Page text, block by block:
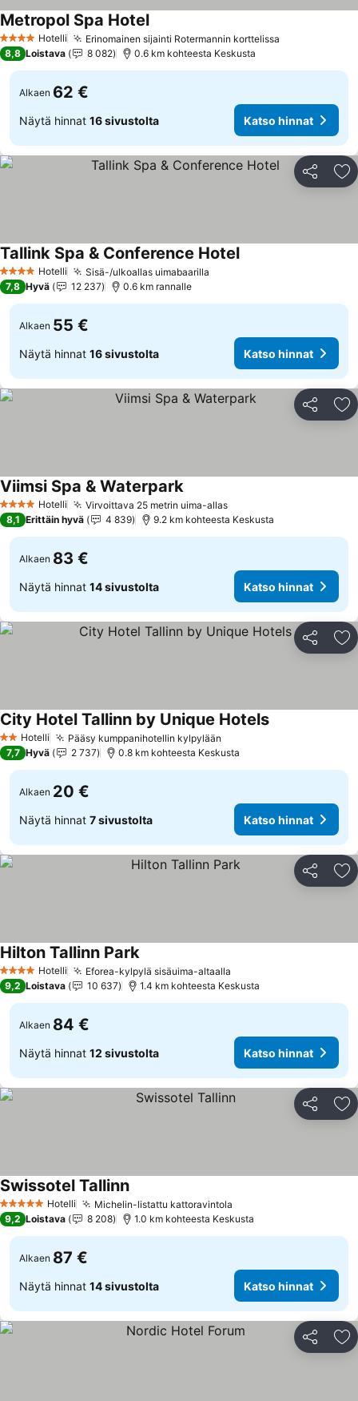
4 Tähtiluokitus
Hotelli Erinomainen sijainti Rotermannin korttelissa
Metropol Spa HotelKatso hinnat
8,8 Loistava 8 082 0.6 km kohteesta Keskusta
Alkaen 62 €
Näytä hinnat 16 sivustolta Katso hinnat
Jaa
4 Tähtiluokitus
Hotelli Sisä-/ulkoallas uimabaarilla
Tallink Spa & Conference HotelKatso hinnat
7,8 Hyvä 12 237 0.6 km rannalle
Alkaen 55 €
Näytä hinnat 16 sivustolta Katso hinnat
Jaa
4 Tähtiluokitus
Hotelli Virvoittava 25 metrin uima-allasKatso hinnat
Viimsi Spa & WaterparkKatso hinnat
8,1 Erittäin hyvä 4 839 9.2 km kohteesta Keskusta
Alkaen 83 €
Näytä hinnat 14 sivustolta Katso hinnat
Jaa
2 Tähtiluokitus
Hotelli Pääsy kumppanihotellin kylpylään
City Hotel Tallinn by Unique HotelsKatso hinnat
7,7 Hyvä 2 737 0.8 km kohteesta Keskusta
Alkaen 20 €
Näytä hinnat 7 sivustolta Katso hinnat
Jaa
4 Tähtiluokitus
Hotelli Eforea-kylpylä sisäuima-altaalla
Hilton Tallinn ParkKatso hinnat
9,2 Loistava 10 637 1.4 km kohteesta Keskusta
Alkaen 84 €
Näytä hinnat 12 sivustolta Katso hinnat
Jaa
5 Tähtiluokitus
Hotelli Michelin-listattu kattoravintola
Swissotel TallinnKatso hinnat
9,2 Loistava 8 208 1.0 km kohteesta Keskusta
Alkaen 87 €
Näytä hinnat 14 sivustolta Katso hinnat
Jaa